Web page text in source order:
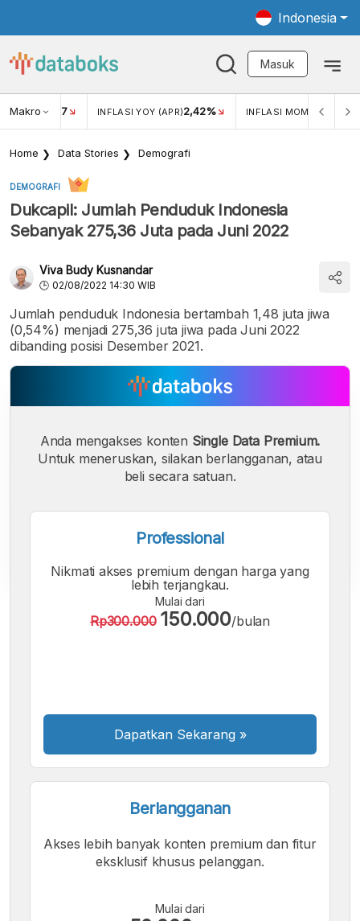
Indonesia
Masuk
Makro
USD/IDR 17 INFLASI YOY (APR)2,42% INFLASI MOM (MAR)
Home Data Stories Demografi
DEMOGRAFI
Dukcapil: Jumlah Penduduk Indonesia
Sebanyak 275,36 Juta pada Juni 2022
Viva Budy Kusnandar
02/08/2022 14:30 WIB
Jumlah penduduk Indonesia bertambah 1,48 juta jiwa
(0,54%) menjadi 275,36 juta jiwa pada Juni 2022
dibanding posisi Desember 2021.
Font
A
Font
A
Font
Anda mengakses konten Single Data Premium.
Untuk meneruskan, silakan berlangganan, atau
beli secara satuan.
Professional
Nikmati akses premium dengan harga yang
lebih terjangkau.
Mulai dari
Rp300.000 150.000/bulan
Dapatkan Sekarang »
Berlangganan
Akses lebih banyak konten premium dan fitur
eksklusif khusus pelanggan.
Mulai dari